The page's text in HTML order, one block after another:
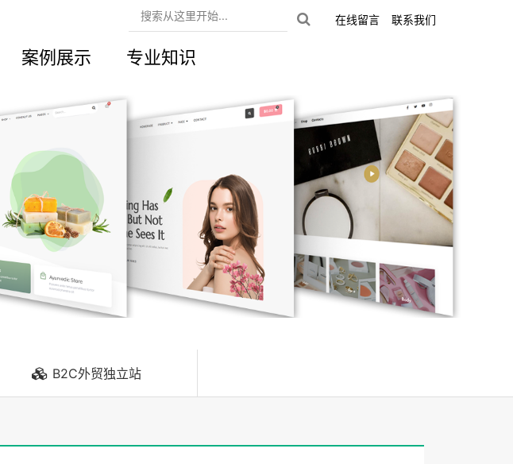
在线留言 联系我们
案例展示 专业知识
B2C外贸独立站